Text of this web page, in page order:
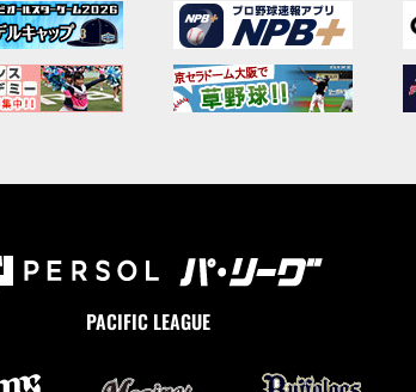
PACIFIC LEAGUE